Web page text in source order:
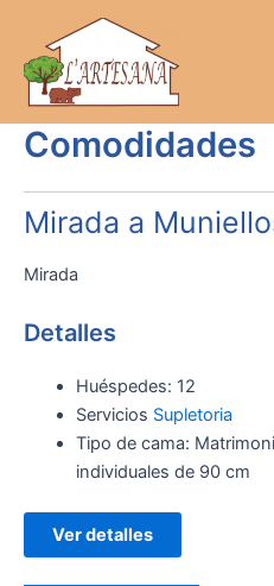
contenido
Comodidades
Mirada a
Mirada
Detalles
Huéspedes: 12
Servicios Supletoria
Tipo de cama:
individuales de 90 cm
Ver detalles